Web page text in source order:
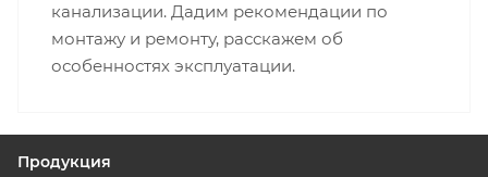
канализации. Дадим рекомендации по
монтажу и ремонту, расскажем об
особенностях эксплуатации.
Продукция